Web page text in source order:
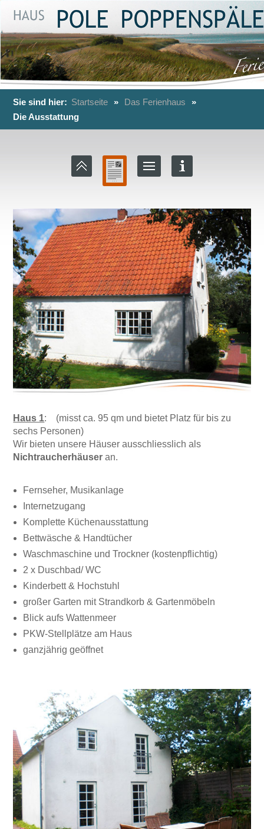
Sie sind hier: Startseite » Das Ferienhaus
»
Die Ausstattung
Haus 1: (misst ca. 95 qm und bietet Platz für bis zu
sechs Personen)
Wir bieten unsere Häuser ausschliesslich als
Nichtraucherhäuseran.
Fernseher, Musikanlage
Internetzugang
Komplette Küchenausstattung
Bettwäsche & Handtücher
Waschmaschine und Trockner (kostenpflichtig)
2 x Duschbad/ WC
Kinderbett & Hochstuhl
großer Garten mit Strandkorb & Gartenmöbeln
Blick aufs Wattenmeer
PKW-Stellplätze am Haus
ganzjährig geöffnet